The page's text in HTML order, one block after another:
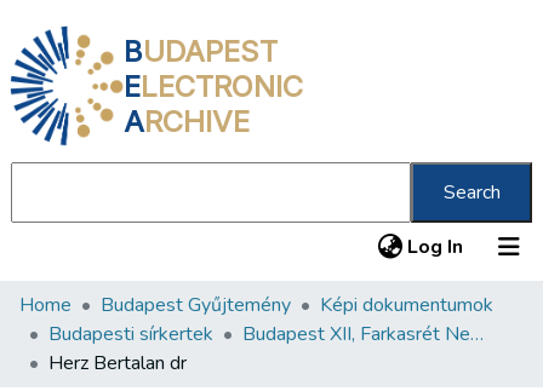
BUDAPEST
ELECTRONIC
ARCHIVE
Search
Log In (current)
Communities & Collections
All of DSpace
Home Budapest Gyűjtemény
Képi dokumentumok
Budapesti sírkertek
Budapest XII, Farkasrét Neológ Zsidó Temető
Herz Bertalan dr